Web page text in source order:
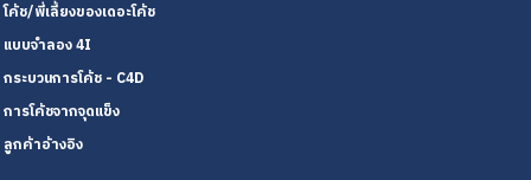
โค้ช/พี่เลี้ยงของเดอะโค้ช
แบบจำลอง 4I
กระบวนการโค้ช - C4D
การโค้ชจากจุดแข็ง
ลูกค้าอ้างอิง